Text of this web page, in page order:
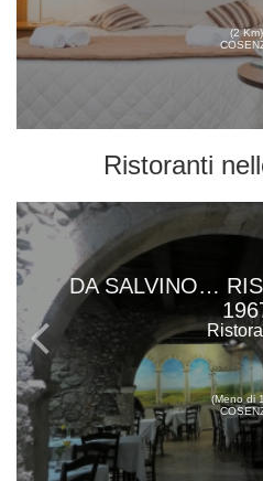
(2 Km)
Ristoranti
DA SALVINO…
(Meno di